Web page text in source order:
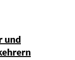
und